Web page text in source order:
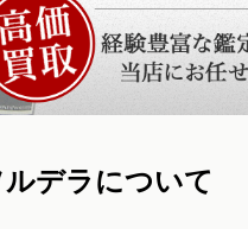
ルデラについて